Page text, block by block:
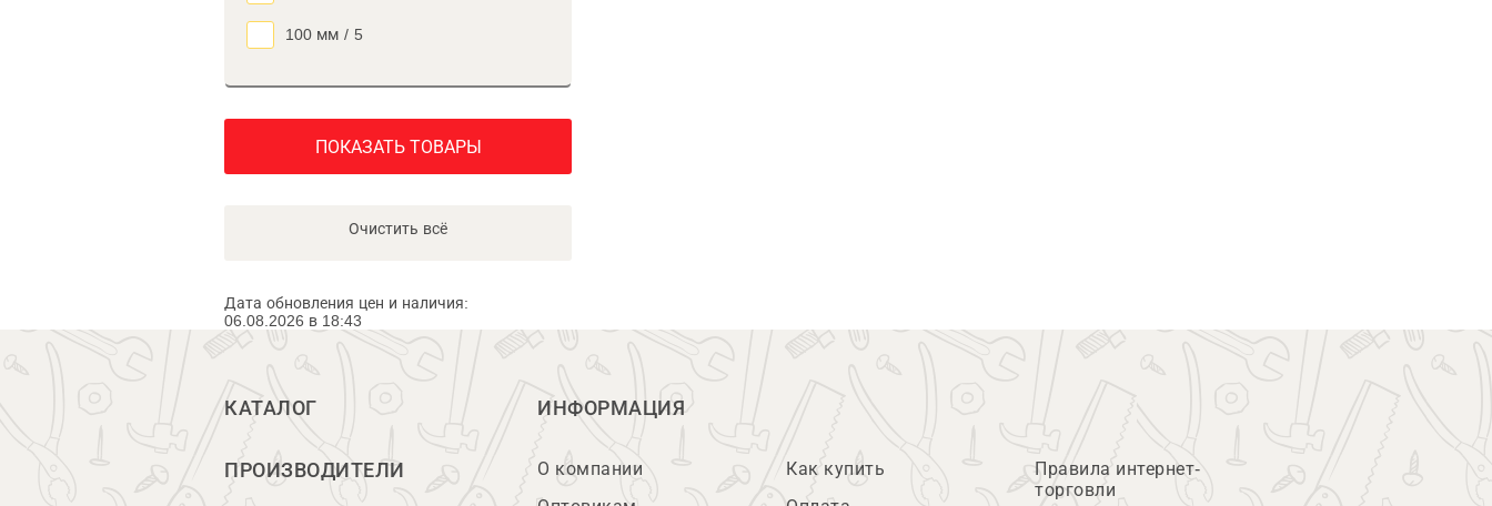
100 мм / 5
ПОКАЗАТЬ ТОВАРЫ
Очистить всё
Дата обновления цен и наличия:
06.08.2026 в 18:43
КАТАЛОГ
ПРОИЗВОДИТЕЛИ
ИНФОРМАЦИЯ
О компании
Как купить
Правила интернет-
торговли